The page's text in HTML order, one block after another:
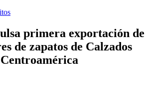
primera exportación de
de zapatos de Calzados